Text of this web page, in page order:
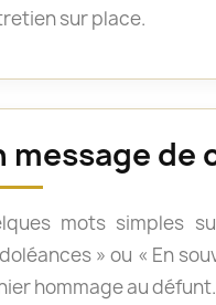
sur place.
message
mots simples
» ou « En
hommage au défunt.